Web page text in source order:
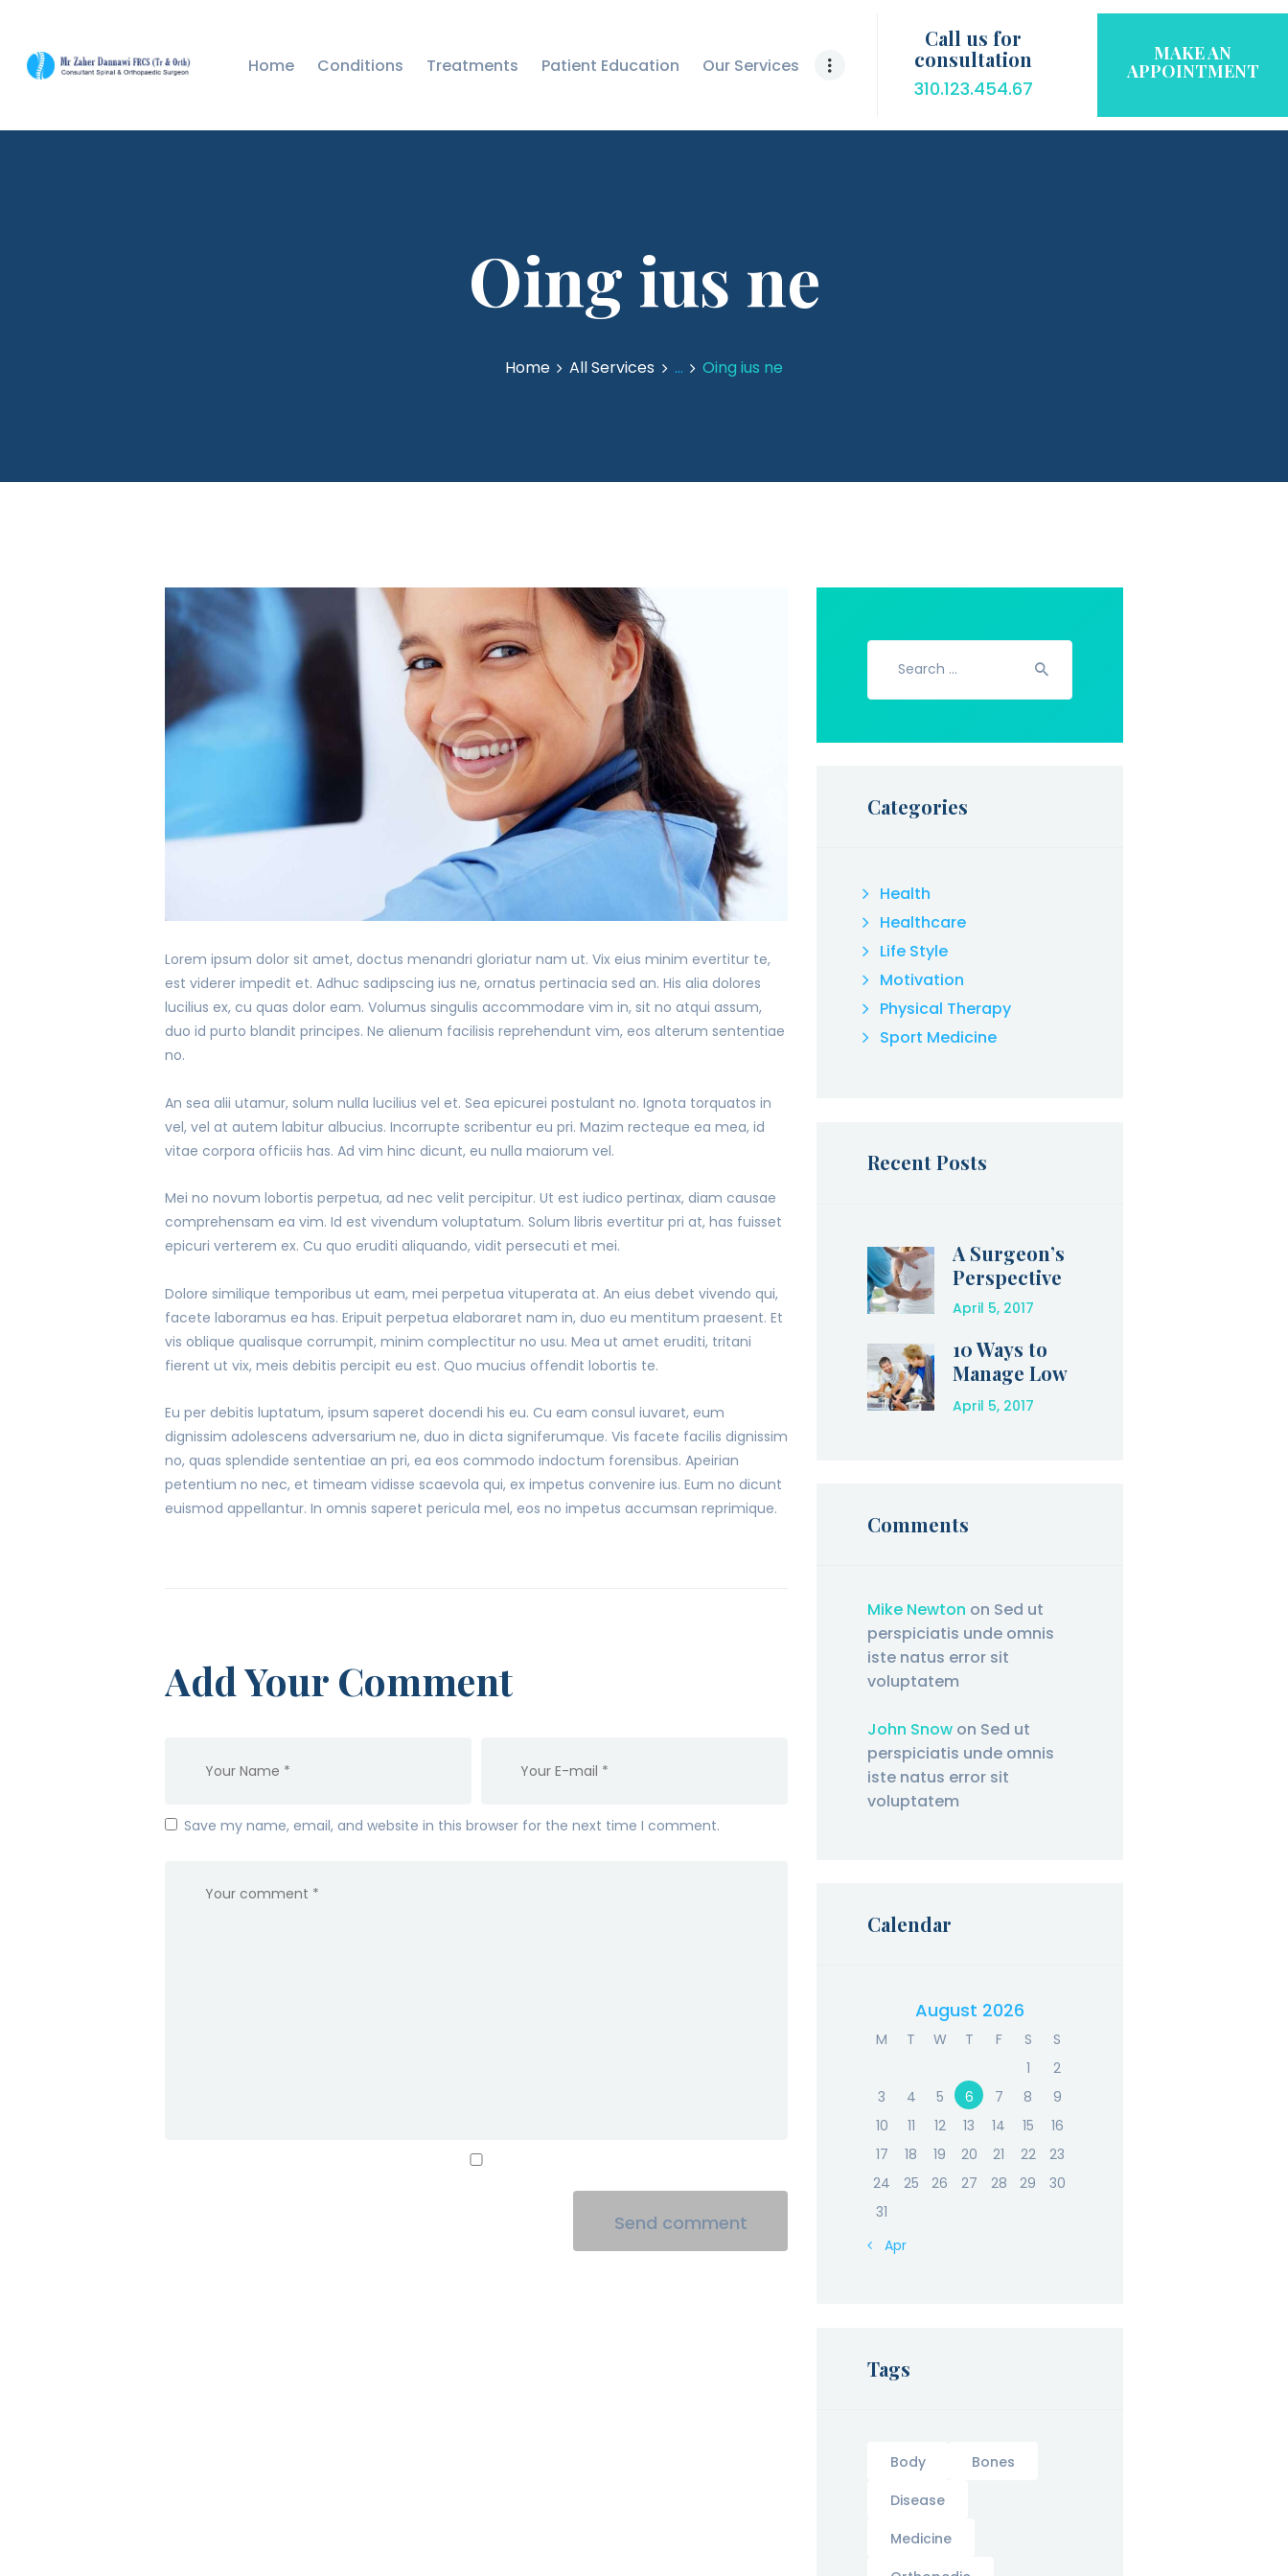
Home Conditions Treatments Patient Education Our Services
Call us for
consultation
310.123.454.67
MAKE AN
APPOINTMENT
Oing ius ne
Home All Services ... Oing ius ne
OUR SERVICES
Lorem ipsum dolor sit amet, doctus menandri gloriatur nam ut. Vix eius minim evertitur te,
est viderer impedit et. Adhuc sadipscing ius ne, ornatus pertinacia sed an. His alia dolores
lucilius ex, cu quas dolor eam. Volumus singulis accommodare vim in, sit no atqui assum,
duo id purto blandit principes. Ne alienum facilisis reprehendunt vim, eos alterum sententiae
no.
An sea alii utamur, solum nulla lucilius vel et. Sea epicurei postulant no. Ignota torquatos in
vel, vel at autem labitur albucius. Incorrupte scribentur eu pri. Mazim recteque ea mea, id
vitae corpora officiis has. Ad vim hinc dicunt, eu nulla maiorum vel.
Mei no novum lobortis perpetua, ad nec velit percipitur. Ut est iudico pertinax, diam causae
comprehensam ea vim. Id est vivendum voluptatum. Solum libris evertitur pri at, has fuisset
epicuri verterem ex. Cu quo eruditi aliquando, vidit persecuti et mei.
Dolore similique temporibus ut eam, mei perpetua vituperata at. An eius debet vivendo qui,
facete laboramus ea has. Eripuit perpetua elaboraret nam in, duo eu mentitum praesent. Et
vis oblique qualisque corrumpit, minim complectitur no usu. Mea ut amet eruditi, tritani
fierent ut vix, meis debitis percipit eu est. Quo mucius offendit lobortis te.
Eu per debitis luptatum, ipsum saperet docendi his eu. Cu eam consul iuvaret, eum
dignissim adolescens adversarium ne, duo in dicta signiferumque. Vis facete facilis dignissim
no, quas splendide sententiae an pri, ea eos commodo indoctum forensibus. Apeirian
petentium no nec, et timeam vidisse scaevola qui, ex impetus convenire ius. Eum no dicunt
euismod appellantur. In omnis saperet pericula mel, eos no impetus accumsan reprimique.
Add Your Comment
Save my name, email, and website in this browser for the next time I comment.
Categories
Health
Healthcare
Life Style
Motivation
Physical Therapy
Sport Medicine
Recent Posts
A Surgeon’s
Perspective
April 5, 2017
10 Ways to
Manage Low
Back Pain at
Home
April 5, 2017
Comments
Mike Newton on Sed ut
perspiciatis unde omnis
iste natus error sit
voluptatem
John Snowon Sed ut
perspiciatis unde omnis
iste natus error sit
voluptatem
Calendar
August 2026
M T W T F S
S
1
2
3
4 5 6 7 8
9
10
11 12 13 14 15
16
17
18 19 20 21 22
23
24
25 26 27 28 29
30
31
« Apr
Tags
Body
Bones
Disease
Medicine